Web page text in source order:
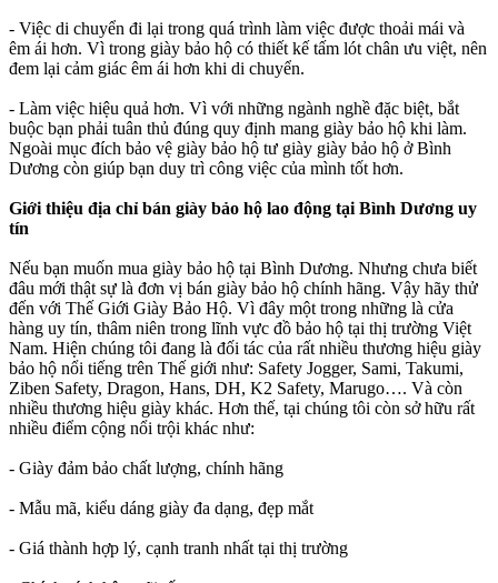
- Việc di chuyển đi lại trong quá trình làm việc được thoải mái và
êm ái hơn. Vì trong giày bảo hộ có thiết kế tấm lót chân ưu việt, nên
đem lại cảm giác êm ái hơn khi di chuyển.
- Làm việc hiệu quả hơn. Vì với những ngành nghề đặc biệt, bắt
buộc bạn phải tuân thủ đúng quy định mang giày bảo hộ khi làm.
Ngoài mục đích bảo vệ giày bảo hộ tư giày giày bảo hộ ở Bình
Dương còn giúp bạn duy trì công việc của mình tốt hơn.
Giới thiệu địa chỉ bán giày bảo hộ lao động tại Bình Dương uy
tín
Nếu bạn muốn mua giày bảo hộ tại Bình Dương. Nhưng chưa biết
đâu mới thật sự là đơn vị bán giày bảo hộ chính hãng. Vậy hãy thử
đến với Thế Giới Giày Bảo Hộ. Vì đây một trong những là cửa
hàng uy tín, thâm niên trong lĩnh vực đồ bảo hộ tại thị trường Việt
Nam. Hiện chúng tôi đang là đối tác của rất nhiều thương hiệu giày
bảo hộ nổi tiếng trên Thế giới như: Safety Jogger, Sami, Takumi,
Ziben Safety, Dragon, Hans, DH, K2 Safety, Marugo…. Và còn
nhiều thương hiệu giày khác. Hơn thế, tại chúng tôi còn sở hữu rất
nhiều điểm cộng nổi trội khác như:
- Giày đảm bảo chất lượng, chính hãng
- Mẫu mã, kiểu dáng giày đa dạng, đẹp mắt
- Giá thành hợp lý, cạnh tranh nhất tại thị trường